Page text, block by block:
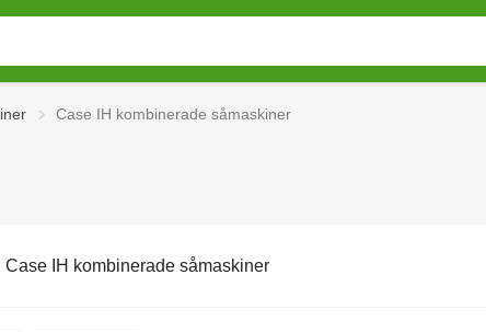
Case IH kombinerade såmaskiner
Case IH kombinerade såmaskiner